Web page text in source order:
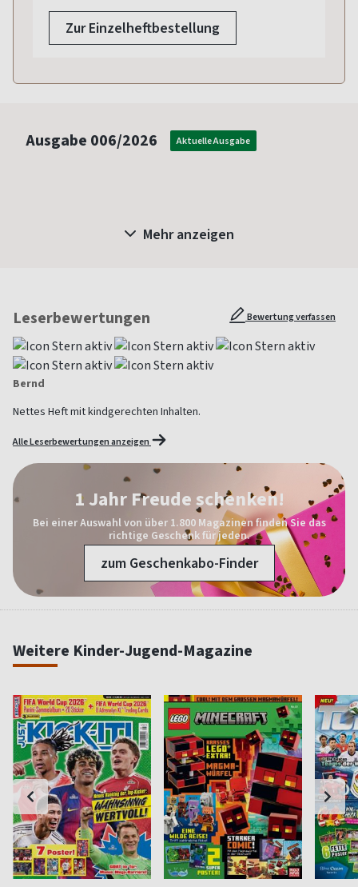
Zur Einzelheftbestellung
Ausgabe 006/2026 Aktuelle Ausgabe
Mehr anzeigen
Leserbewertungen Bewertung verfassen
Bernd
Nettes Heft mit kindgerechten Inhalten.
Alle Leserbewertungen anzeigen
1 Jahr Freude schenken!
Bei einer Auswahl von über 1.800 Magazinen finden Sie das
richtige Geschenk für jeden.
zum Geschenkabo-Finder
Weitere Kinder-Jugend-Magazine